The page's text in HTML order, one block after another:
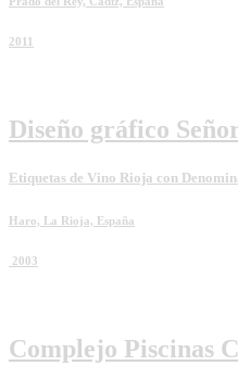
2011
Diseño gráfico
Etiquetas de Vino Rioja con
Haro, La Rioja, España
2003
Complejo Piscinas